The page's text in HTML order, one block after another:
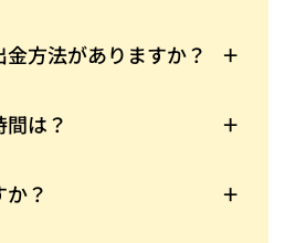
して送金ボタンを押すだけ
方法がありますか？
ションばかり！クレジット
あるので、各サイトで確認
は？
レイヤーを待たせないサイ
？